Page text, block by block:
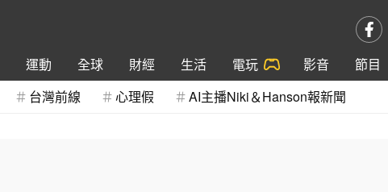
運動 全球 財經 生活 電玩 影音 節目
台灣前線
心理假 AI主播Niki＆Hanson報新聞